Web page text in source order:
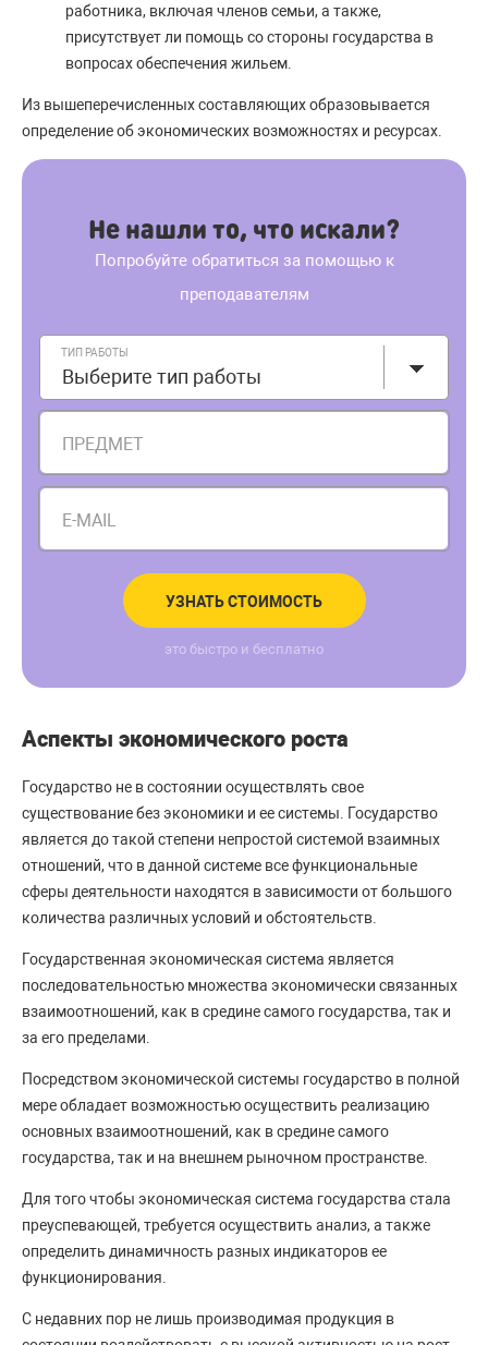
работника, включая членов семьи, а также,
присутствует ли помощь со стороны государства в
вопросах обеспечения жильем.
Из вышеперечисленных составляющих образовывается
определение об экономических возможностях и ресурсах.
Не нашли то, что искали?
Попробуйте обратиться за помощью к
преподавателям
ТИП РАБОТЫ
Выберите тип работы
ПРЕДМЕТ
E-MAIL
УЗНАТЬ СТОИМОСТЬ
это быстро и бесплатно
Аспекты экономического роста
Государство не в состоянии осуществлять свое
существование без экономики и ее системы. Государство
является до такой степени непростой системой взаимных
отношений, что в данной системе все функциональные
сферы деятельности находятся в зависимости от большого
количества различных условий и обстоятельств.
Государственная экономическая система является
последовательностью множества экономически связанных
взаимоотношений, как в средине самого государства, так и
за его пределами.
Посредством экономической системы государство в полной
мере обладает возможностью осуществить реализацию
основных взаимоотношений, как в средине самого
государства, так и на внешнем рыночном пространстве.
Для того чтобы экономическая система государства стала
преуспевающей, требуется осуществить анализ, а также
определить динамичность разных индикаторов ее
функционирования.
С недавних пор не лишь производимая продукция в